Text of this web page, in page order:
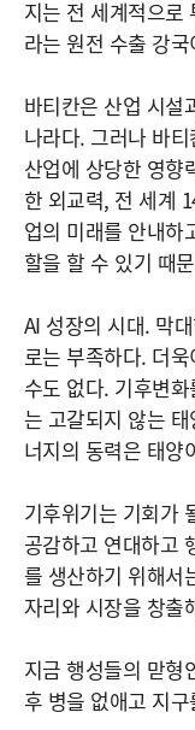
지는 전 세계적으로
라는 원전 수출 강국
바티칸은 산업 시설
나라다. 그러나 바
산업에 상당한 영향
한 외교력, 전 세계
업의 미래를 안내하
할을 할 수 있기 때
AI 성장의 시대. 막
로는 부족하다. 더
수도 없다. 기후변
는 고갈되지 않는
너지의 동력은 태양
기후위기는 기회가
공감하고 연대하고
를 생산하기 위해서
자리와 시장을 창출
지금 행성들의 맏형
후 병을 없애고 지